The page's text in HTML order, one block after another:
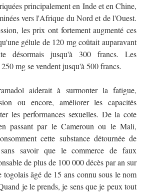
principalement en Inde et en Chine,
vers l'Afrique du Nord et de l'Ouest.
les prix ont fortement augmenté ces
gélule de 120 mg coûtait auparavant
désormais jusqu'à 300 francs. Les
mg se vendent jusqu'à 500 francs.
aiderait à surmonter la fatigue,
ou encore, améliorer les capacités
les performances sexuelles. De la cote
passant par le Cameroun ou le Mali,
cette substance détournée de
savoir que le commerce de faux
de plus de 100 000 décès par an sur
âgé de 15 ans connu sous le nom
je le prends, je sens que je peux tout